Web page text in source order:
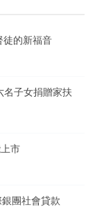
徒的新福音
名子女捐贈家扶
市
團社會貸款